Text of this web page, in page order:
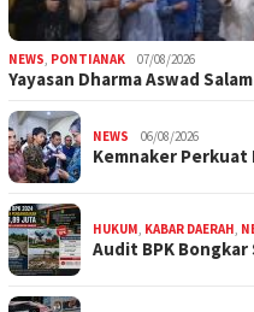
NEWS, PONTIANAK 07/08/2026
Yayasan Dharma Aswad
NEWS 06/08/2026
Kemnaker
HUKUM, KABAR DAERAH,
Audit BPK